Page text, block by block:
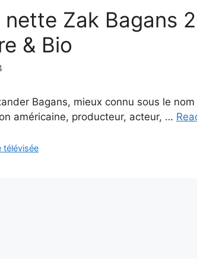
nette Zak Bagans
& Bio
Bagans, mieux connu sous le
américaine, producteur, acteur, …
télévisée